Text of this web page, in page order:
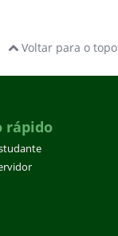
Voltar para o topo
rápido